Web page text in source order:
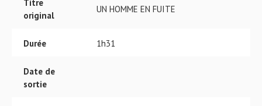
Titre
original
UN HOMME EN FUITE
Durée 1h31
Date de
sortie